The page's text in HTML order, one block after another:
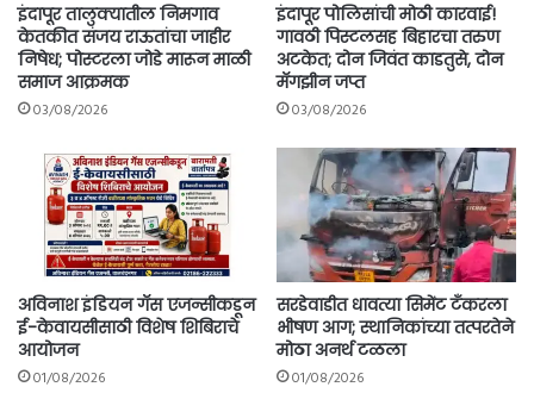
इंदापूर तालुक्यातील निमगाव
केतकीत संजय राऊतांचा जाहीर
निषेध; पोस्टरला जोडे मारून माळी
समाज आक्रमक
03/08/2026
इंदापूर पोलिसांची मोठी कारवाई!
गावठी पिस्टलसह बिहारचा तरुण
अटकेत; दोन जिवंत काडतुसे, दोन
मॅगझीन जप्त
03/08/2026
अविनाश इंडियन गॅस एजन्सीकडून
ई-केवायसीसाठी विशेष शिबिराचे
आयोजन
01/08/2026
सरडेवाडीत धावत्या सिमेंट टँकरला
भीषण आग; स्थानिकांच्या तत्परतेने
मोठा अनर्थ टळला
01/08/2026